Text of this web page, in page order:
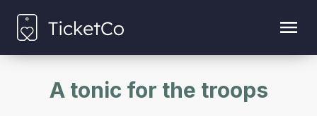
A tonic for the troops